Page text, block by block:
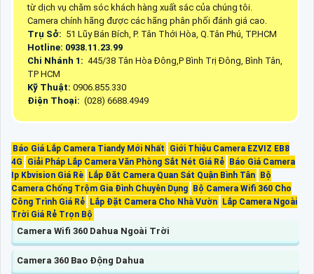
từ dịch vụ chăm sóc khách hàng xuất sắc của chúng tôi.
Camera chính hãng được các hãng phân phối đánh giá cao.
Trụ Sở: 51 Lũy Bán Bích, P. Tân Thới Hòa, Q.Tân Phú, TP.HCM
Hotline: 0938.11.23.99
Chi Nhánh 1: 445/38 Tân Hòa Đông,P Bình Trị Đông, Bình Tân,
TP HCM
Kỹ Thuật: 0906.855.330
Điện Thoại: (028) 6688.4949
Báo Giá Lắp Camera Tiandy Mới Nhất
Giới Thiệu Camera EZVIZ EB8
4G
Giải Pháp Lắp Camera Văn Phòng Sắt Nét Giá Rẻ Báo Giá Camera
Ip Kbvision Giá Rè Lắp Đăt Camera Quan Sát Quận Bình Tân Bộ
Camera Chống Trộm Gia Đình Chuyên Dụng Bộ Camera Wifi 360 Cho
Công Trình Giá Rẻ Lắp Đặt Camera Cho Nhà Vườn Lắp Camera Ngoài
Trời Giá Rẻ Trọn Bộ
Camera Wifi 360 Dahua Ngoài Trời
Camera 360 Bao Động Dahua